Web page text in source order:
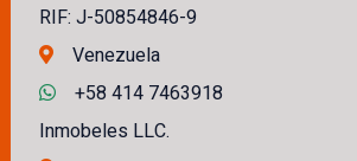
RIF: J-50854846-9
Venezuela
+58 414 7463918
Inmobeles LLC.